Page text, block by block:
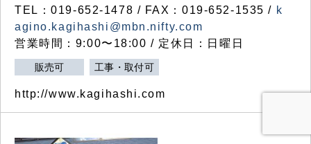
TEL：019-652-1478 / FAX：019-652-1535 / k
agino.kagihashi@mbn.nifty.com
営業時間：9:00〜18:00 / 定休日：日曜日
販売可 工事・取付可
http://www.kagihashi.com